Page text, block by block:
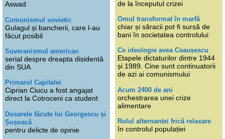
Aswad
Comunismul sovietic
Gulagul și bancherii, care l-au
făcut posibil
Suveranismul american
serial despre dreapta disidentă
din SUA
Primarul Capitalei
Ciprian Ciucu a fost angajat
direct la Cotroceni ca student
Dosarele făcute lui Georgescu și
Șoșoacă
pentru delicte de opinie
de la începutul crizei
Omul transformat în marfă
chiar și săracii pot fi sursă de
bani în societatea controlului
Ce ideologie avea Ceaușescu
Etapele dictaturilor dintre 1944
și 1989. Cine sunt continuatorii
de azi ai comunismului
Acum 2400 de ani
orchestrarea unei crize
alimentare
Rolul alternanței frică relaxare
în controlul populației